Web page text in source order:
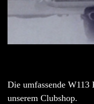
Die umfassende
unserem Clubshop.